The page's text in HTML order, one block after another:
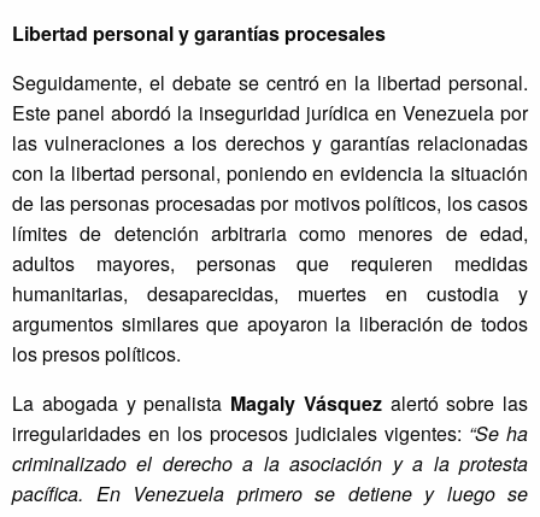
Libertad personal y garantías procesales
Seguidamente, el debate se centró en la libertad personal.
Este panel abordó la inseguridad jurídica en Venezuela por
las vulneraciones a los derechos y garantías relacionadas
con la libertad personal, poniendo en evidencia la situación
de las personas procesadas por motivos políticos, los casos
límites de detención arbitraria como menores de edad,
adultos mayores, personas que requieren medidas
humanitarias, desaparecidas, muertes en custodia y
argumentos similares que apoyaron la liberación de todos
los presos políticos.
La abogada y penalista Magaly Vásquezalertó sobre las
irregularidades en los procesos judiciales vigentes: “Se ha
criminalizado el derecho a la asociación y a la protesta
pacífica. En Venezuela primero se detiene y luego se